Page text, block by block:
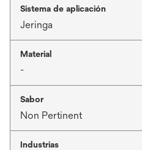
Sistema de aplicación
Jeringa
Material
-
Sabor
Non Pertinent
Industrias